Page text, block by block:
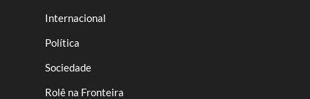
Internacional
Política
Sociedade
Rolê na Fronteira